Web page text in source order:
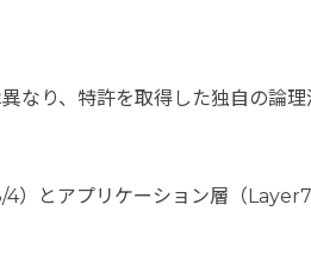
なり、特許を取得した独自の論
）とアプリケーション層（